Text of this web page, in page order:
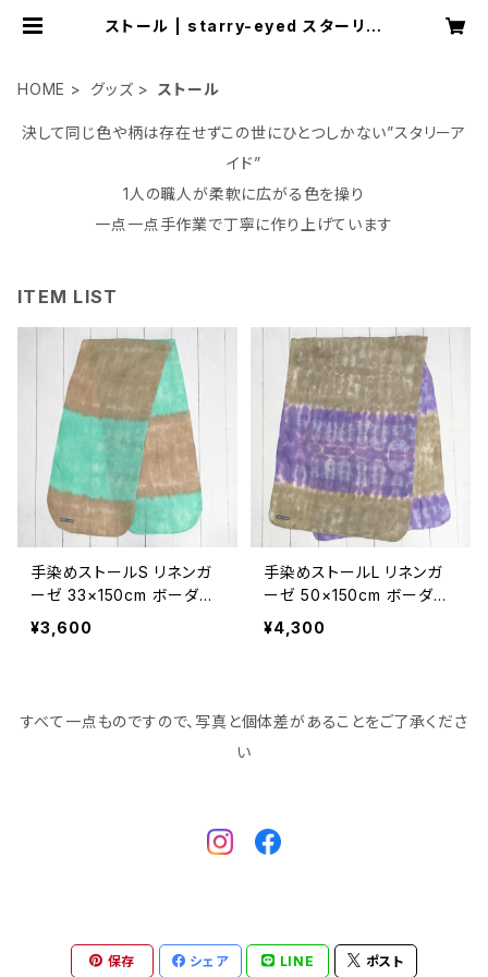
ストール | starry-eyed スターリー
HOME グッズ ストール
決して同じ色や柄は存在せずこの世にひとつしかない”スタリーア
イド”
1人の職人が柔軟に広がる色を操り
一点一点手作業で丁寧に作り上げています
ITEM LIST
手染めストールS リネンガ
ーゼ 33×150cm ボーダ
ー ブラウン×グリーン
¥3,600
手染めストールL リネンガ
ーゼ 50×150cm ボーダ
ー ブラウン×パープル
¥4,300
すべて一点ものですので、写真と個体差があることをご了承くださ
い
保存 シェア LINE ポスト